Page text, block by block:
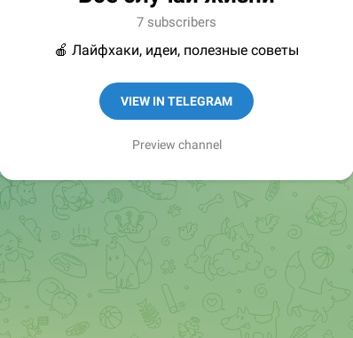
7 subscribers
🍎 Лайфхаки, идеи, полезные советы
VIEW IN TELEGRAM
Preview channel